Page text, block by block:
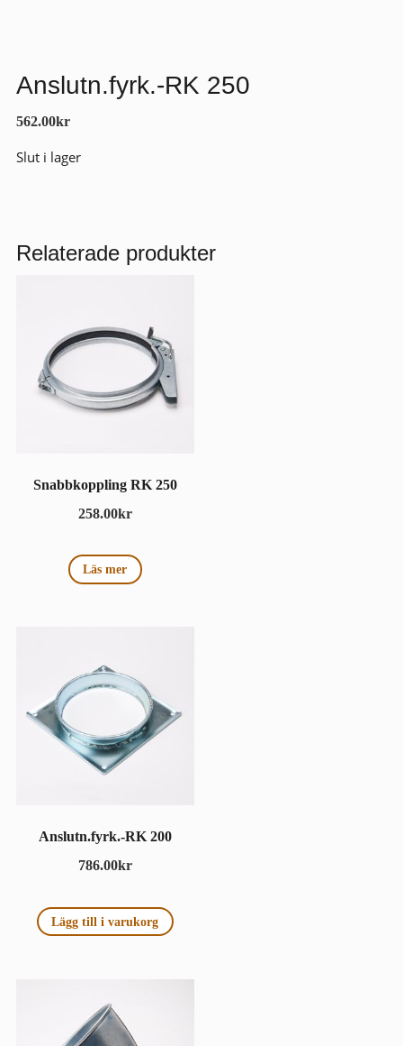
Anslutn.fyrk.-RK 250
562.00kr
Slut i lager
Relaterade produkter
Snabbkoppling RK 250
258.00kr
Läs mer
Anslutn.fyrk.-RK 200
786.00kr
Lägg till i varukorg